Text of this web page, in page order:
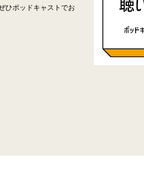
ひポッドキャストでお